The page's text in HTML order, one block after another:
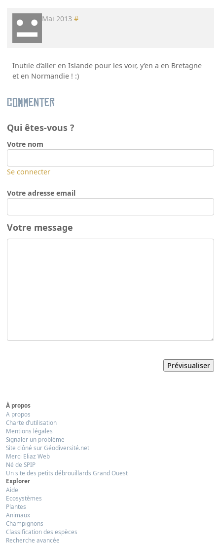
Mai 2013 #
Inutile d’aller en Islande pour les voir, y’en a en Bretagne
et en Normandie ! :)
Commenter
Qui êtes-vous ?
Votre nom
Se connecter
Votre adresse email
Votre message
À propos
A propos
Charte d’utilisation
Mentions légales
Signaler un problème
Site clôné sur Géodiversité.net
Merci Eliaz Web
Né de SPIP
Un site des petits débrouillards Grand Ouest
Explorer
Aide
Ecosystèmes
Plantes
Animaux
Champignons
Classification des espèces
Recherche avancée